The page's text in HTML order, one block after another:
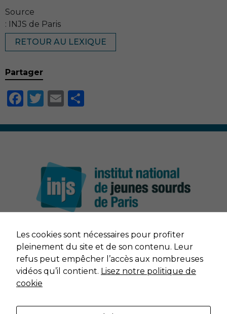
Source
: INJS de Paris
RETOUR AU LEXIQUE
Partager
Facebook
Twitter
Email
NOUS CONTACTER
MENTIONS LÉGALES
Les cookies sont nécessaires pour profiter
pleinement du site et de son contenu. Leur
refus peut empêcher l’accès aux nombreuses
vidéos qu’il contient. Lisez notre politique de
cookie
Ces cookies ne
sont pas
facultatifs. Ils
sont nécessaires
au